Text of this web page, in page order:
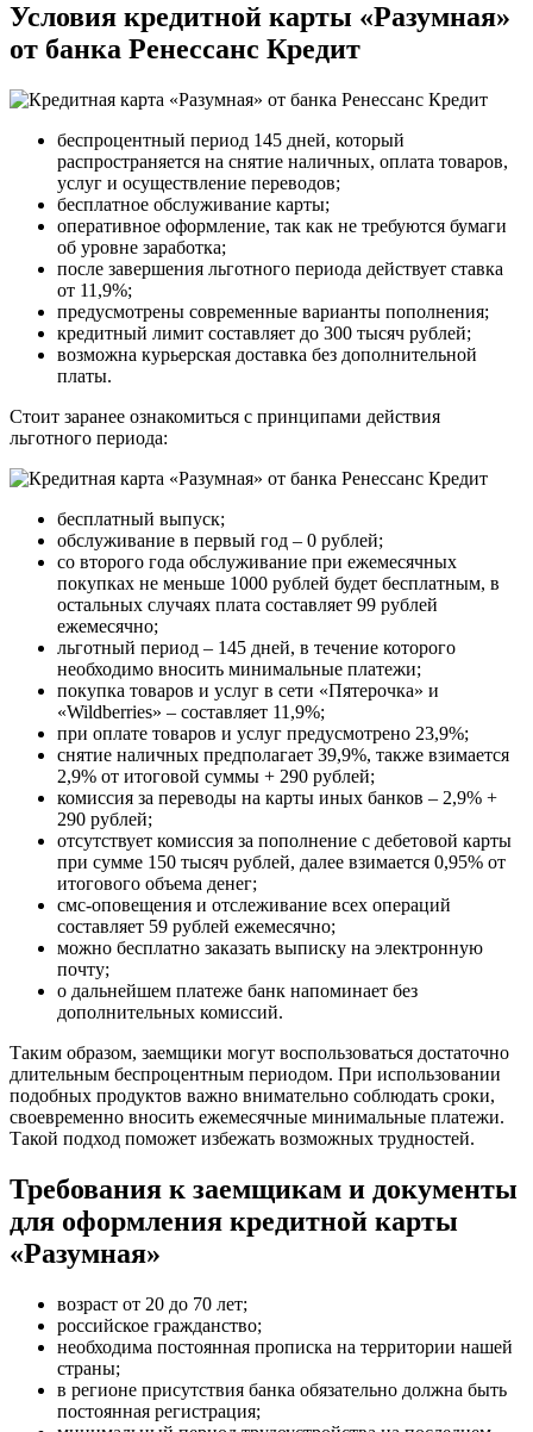
Условия кредитной карты «Разумная»
от банка Ренессанс Кредит
беспроцентный период 145 дней, который
распространяется на снятие наличных, оплата товаров,
услуг и осуществление переводов;
бесплатное обслуживание карты;
оперативное оформление, так как не требуются бумаги
об уровне заработка;
после завершения льготного периода действует ставка
от 11,9%;
предусмотрены современные варианты пополнения;
кредитный лимит составляет до 300 тысяч рублей;
возможна курьерская доставка без дополнительной
платы.
Стоит заранее ознакомиться с принципами действия
льготного периода:
бесплатный выпуск;
обслуживание в первый год – 0 рублей;
со второго года обслуживание при ежемесячных
покупках не меньше 1000 рублей будет бесплатным, в
остальных случаях плата составляет 99 рублей
ежемесячно;
льготный период – 145 дней, в течение которого
необходимо вносить минимальные платежи;
покупка товаров и услуг в сети «Пятерочка» и
«Wildberries» – составляет 11,9%;
при оплате товаров и услуг предусмотрено 23,9%;
снятие наличных предполагает 39,9%, также взимается
2,9% от итоговой суммы + 290 рублей;
комиссия за переводы на карты иных банков – 2,9% +
290 рублей;
отсутствует комиссия за пополнение с дебетовой карты
при сумме 150 тысяч рублей, далее взимается 0,95% от
итогового объема денег;
смс-оповещения и отслеживание всех операций
составляет 59 рублей ежемесячно;
можно бесплатно заказать выписку на электронную
почту;
о дальнейшем платеже банк напоминает без
дополнительных комиссий.
Таким образом, заемщики могут воспользоваться достаточно
длительным беспроцентным периодом. При использовании
подобных продуктов важно внимательно соблюдать сроки,
своевременно вносить ежемесячные минимальные платежи.
Такой подход поможет избежать возможных трудностей.
Требования к заемщикам и документы
для оформления кредитной карты
«Разумная»
возраст от 20 до 70 лет;
российское гражданство;
необходима постоянная прописка на территории нашей
страны;
в регионе присутствия банка обязательно должна быть
постоянная регистрация;